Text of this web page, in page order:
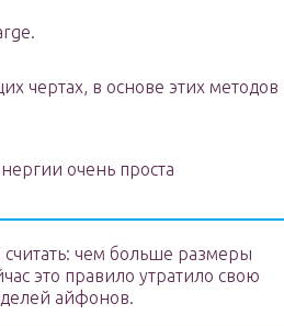
чертах, в основе этих методов
очень проста
чем больше размеры
это правило утратило свою
айфонов.